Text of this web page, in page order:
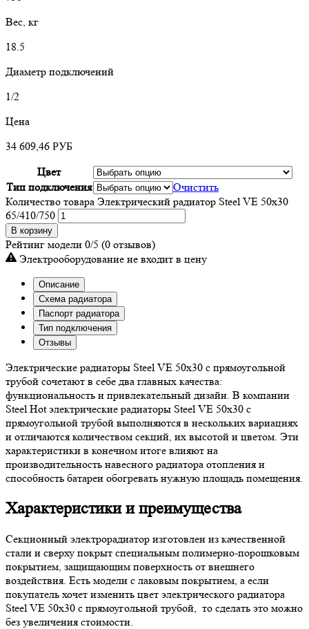
Вес, кг
18.5
Диаметр подключений
1/2
Цена
34 609,46 РУБ
Цвет
Тип подключения
Очистить
Количество товара Электрический радиатор Steel VE 50х30
65/410/750
В корзину
Рейтинг модели 0/5 (0 отзывов)
Электрооборудование не входит в цену
Описание
Схема радиатора
Паспорт радиатора
Тип подключения
Отзывы
Электрические радиаторы Steel VE 50х30 с прямоугольной
трубой сочетают в себе два главных качества:
функциональность и привлекательный дизайн. В компании
Steel Hot электрические радиаторы Steel VE 50х30 с
прямоугольной трубой выполняются в нескольких вариациях
и отличаются количеством секций, их высотой и цветом. Эти
характеристики в конечном итоге влияют на
производительность навесного радиатора отопления и
способность батареи обогревать нужную площадь помещения.
Характеристики и преимущества
Секционный электрорадиатор изготовлен из качественной
стали и сверху покрыт специальным полимерно-порошковым
покрытием, защищающим поверхность от внешнего
воздействия. Есть модели с лаковым покрытием, а если
покупатель хочет изменить цвет электрического радиатора
Steel VE 50х30 с прямоугольной трубой, то сделать это можно
без увеличения стоимости.